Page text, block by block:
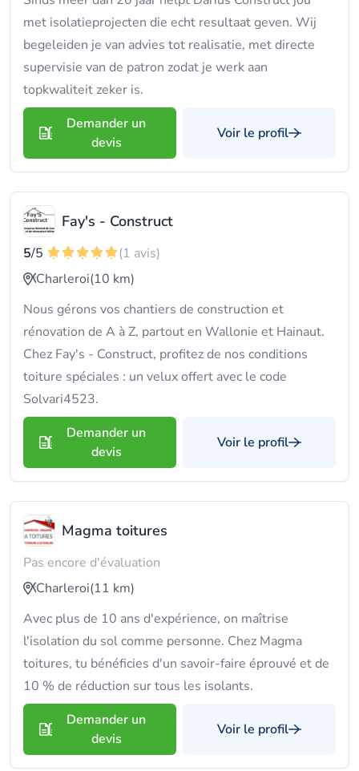
met isolatieprojecten die echt resultaat geven. Wij
begeleiden je van advies tot realisatie, met directe
supervisie van de patron zodat je werk aan
topkwaliteit zeker is.
Demander un
devis
Voir le profil
Fay's - Construct
5/5
(1 avis)
Charleroi(10 km)
Nous gérons vos chantiers de construction et
rénovation de A à Z, partout en Wallonie et Hainaut.
Chez Fay's - Construct, profitez de nos conditions
toiture spéciales : un velux offert avec le code
Solvari4523.
Demander un
devis
Voir le profil
Magma toitures
Pas encore d'évaluation
Charleroi(11 km)
Avec plus de 10 ans d'expérience, on maîtrise
l'isolation du sol comme personne. Chez Magma
toitures, tu bénéficies d'un savoir-faire éprouvé et de
10 % de réduction sur tous les isolants.
Demander un
devis
Voir le profil